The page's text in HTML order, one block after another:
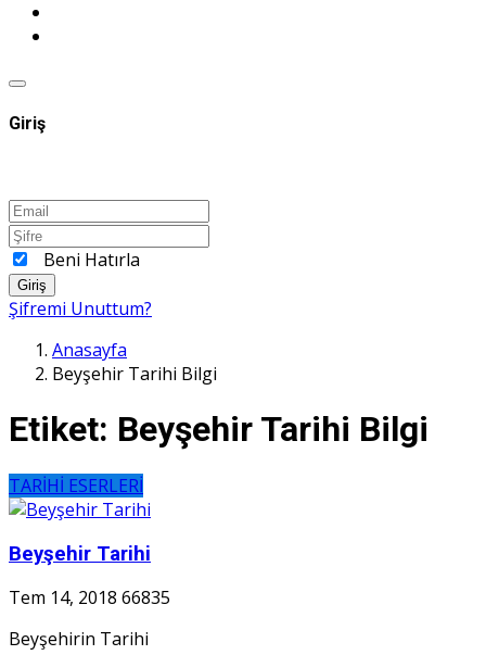
Giriş
Beni Hatırla
Giriş
Şifremi Unuttum?
Anasayfa
Beyşehir Tarihi Bilgi
Etiket: Beyşehir Tarihi Bilgi
TARİHİ ESERLERİ
Beyşehir Tarihi
Tem 14, 2018 66835
Beyşehirin Tarihi